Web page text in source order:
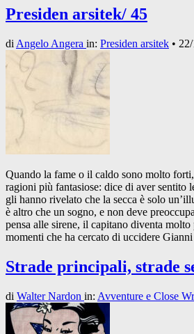
Presiden arsitek/ 45
di Angelo Angera in: Presiden arsitek •
Quando la fame o il caldo sono molto
ragioni più fantasiose: dice di aver sentito
gli hanno rivelato che la secca è solo
è altro che un sogno, e non deve
pensa alle sirene, il capitano diventa
momenti che ha cercato di uccidere
Strade principali, strade
di Walter Nardon in: Avventure e Close